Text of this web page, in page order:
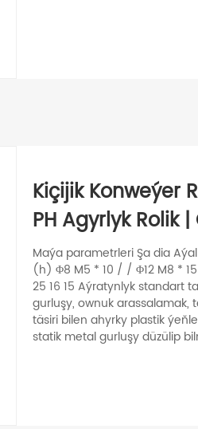
Kiçijik Konweýer
PH Agyrlyk Rolik |
Maýa parametrleri Şa dia
(h) Φ8 M5 * 10 / / Φ12 M8 * 15
25 16 15 Aýratynlyk standart
gurluşy, ownuk arassalamak,
täsiri bilen ahyrky plastik
statik metal gurluşy düzülip